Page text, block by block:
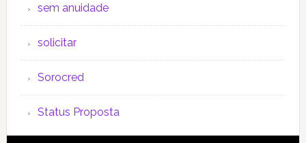
sem anuidade
solicitar
Sorocred
Status Proposta